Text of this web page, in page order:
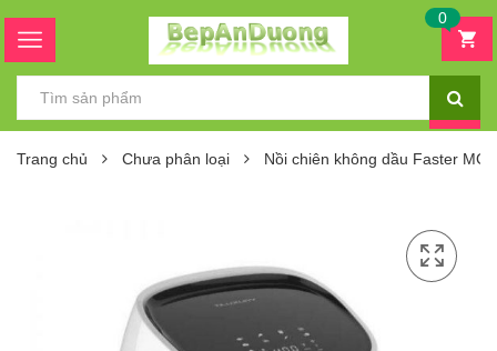
0
Trang chủ Chưa phân loại Nồi chiên không dầu Faster